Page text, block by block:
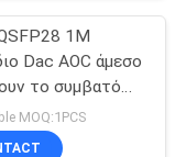
1M
Dac AOC άμεσο
το συμβατό
χάλκινων
MOQ:1PCS